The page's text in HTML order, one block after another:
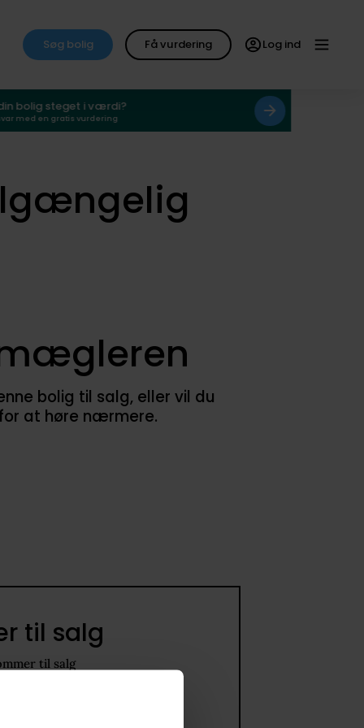
Søg bolig Få vurdering Log ind
bolig steget i værdi?
med en gratis vurdering
bolig til salg, eller vil du
at høre nærmere.
til salg
til salg